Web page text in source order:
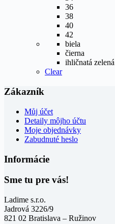
36
38
40
42
biela
čierna
ihličnatá zelená
Clear
Zákazník
Můj účet
Detaily môjho účtu
Moje objednávky
Zabudnuté heslo
Informácie
Sme tu pre vás!
Ladime s.r.o.
Jadrová 3226/9
821 02 Bratislava – Ružinov